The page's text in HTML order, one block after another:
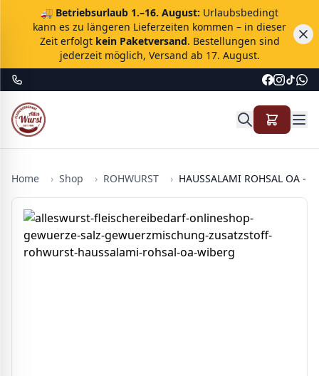
🚚 Betriebsurlaub 1.–16. August: Urlaubsbedingt
kann es zu längeren Lieferzeiten kommen – in dieser
Zeit erfolgt kein Paketversand. Bestellungen sind
jederzeit möglich, Versand ab 17. August.
Home › Shop › ROHWURST › HAUSSALAMI ROHSAL OA -